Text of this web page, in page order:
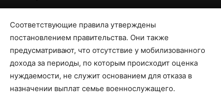
Соответствующие правила утверждены
постановлением правительства. Они также
предусматривают, что отсутствие у мобилизованного
дохода за периоды, по которым происходит оценка
нуждаемости, не служит основанием для отказа в
назначении выплат семье военнослужащего.